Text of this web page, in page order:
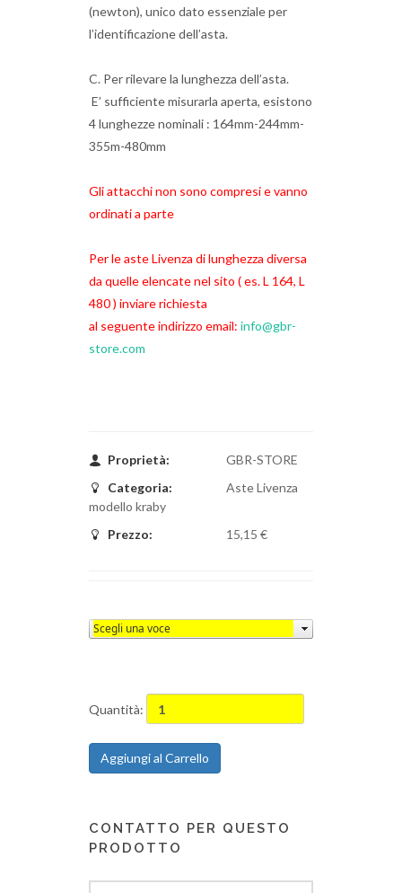
(newton), unico dato essenziale per
l’identificazione dell’asta.
C. Per rilevare la lunghezza dell’asta.
E’ sufficiente misurarla aperta, esistono
4 lunghezze nominali : 164mm-244mm-
355m-480mm
Gli attacchi non sono compresi e vanno
ordinati a parte
Per le aste Livenza di lunghezza diversa
da quelle elencate nel sito ( es. L 164, L
480 ) inviare richiesta
al seguente indirizzo email: info@gbr-
store.com
Proprietà:
GBR-STORE
Categoria:
Aste Livenza
modello kraby
Prezzo:
15,15 €
Quantità:
Aggiungi al Carrello
CONTATTO PER QUESTO
PRODOTTO